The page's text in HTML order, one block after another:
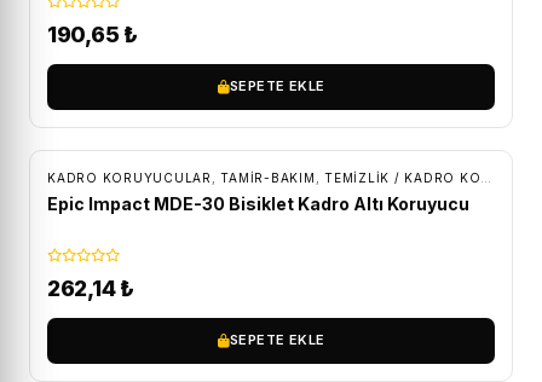
190,65 ₺
SEPETE EKLE
KADRO KORUYUCULAR ,TAMİR-BAKIM TEMIZLIK / KADRO KORUMA
Epic Impact MDE-30 Bisiklet Kadro Altı Koruyucu
262,14₺
SEPETE EKLE